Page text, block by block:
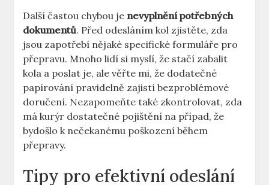
Další častou chybou je nevyplnění potřebných
dokumentů. Před odesláním kol zjistěte, zda
jsou zapotřebí nějaké specifické formuláře pro
přepravu. Mnoho lidí si myslí, že stačí zabalit
kola a poslat je, ale věřte mi, že dodatečné
papírování pravidelně zajistí bezproblémové
doručení. Nezapomeňte také zkontrolovat, zda
má kurýr dostatečné pojištění na případ, že
bydošlo k nečekanému poškození během
přepravy.
Tipy pro efektivní odeslání